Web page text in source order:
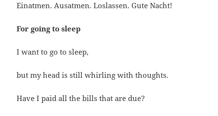
Einatmen. Ausatmen. Loslassen. Gute Nacht!
For going to sleep
I want to go to sleep,
but my head is still whirling with thoughts.
Have I paid all the bills that are due?